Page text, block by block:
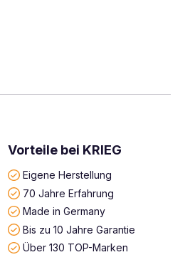
Vorteile bei KRIEG
Eigene Herstellung
70 Jahre Erfahrung
Made in Germany
Bis zu 10 Jahre Garantie
Über 130 TOP-Marken